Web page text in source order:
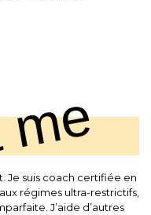
Je suis coach certifiée en
régimes ultra-restrictifs,
J’aide d’autres